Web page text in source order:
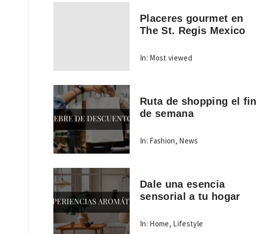
Placeres gourmet en
The St. Regis Mexico
In: Most viewed
Ruta de shopping el fin
de semana
In: Fashion, News
Dale una esencia
sensorial a tu hogar
In: Home, Lifestyle